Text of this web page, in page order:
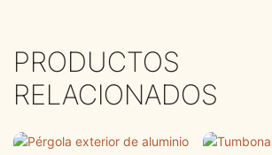
PRODUCTOS
RELACIONADOS